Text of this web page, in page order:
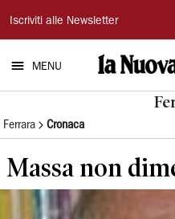
La
Nuova
Ferrara
Iscriviti alle Newsletter
MENU
Ferrara Cronaca
Massa non